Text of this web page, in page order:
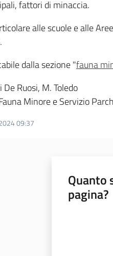
fattori di minaccia.
alle scuole e alle
dalla sezione "fauna
Ruosi, M. Toledo
Minore e Servizio
09:37
Quanto
pagina?